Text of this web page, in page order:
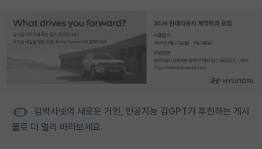
김박사넷의 새로운 거인, 인공지능 김GPT가 추천하는 게시
물로 더 멀리 바라보세요.